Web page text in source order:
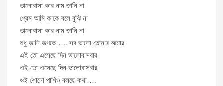
ভালোবাসা কার নাম জানি না
প্রেম আমি কাকে বলে বুঝি না
ভালোবাসা কার নাম জানি না
শুধু জানি জগতে….. সব ভালো তোমার আমার
এই তো এসেছে দিন ভালোবাসবার
এই তো এসেছে দিন ভালোবাসবার
ওই শোনো পাখিও বলছে কথা….